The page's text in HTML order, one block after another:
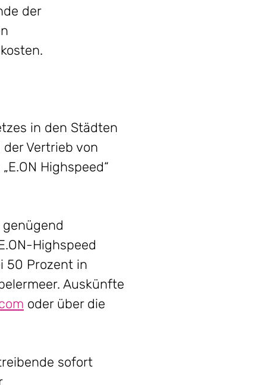
der
in den Städten
Vertrieb von
Highspeed“
Highspeed
50 Prozent in
Auskünfte
oder über die
sofort